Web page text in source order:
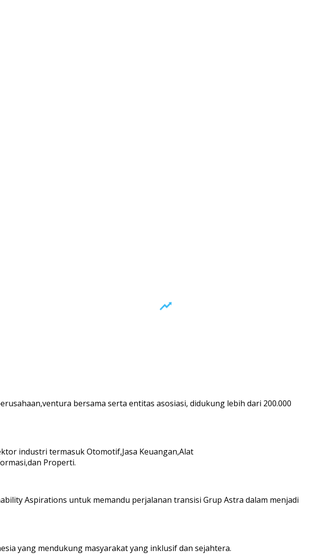
bersama serta entitas asosiasi, didukung lebih dari 200.000
industri termasuk Otomotif,Jasa Keuangan,Alat
Properti.
Aspirations untuk memandu perjalanan transisi Grup Astra dalam menjadi
yang mendukung masyarakat yang inklusif dan sejahtera.